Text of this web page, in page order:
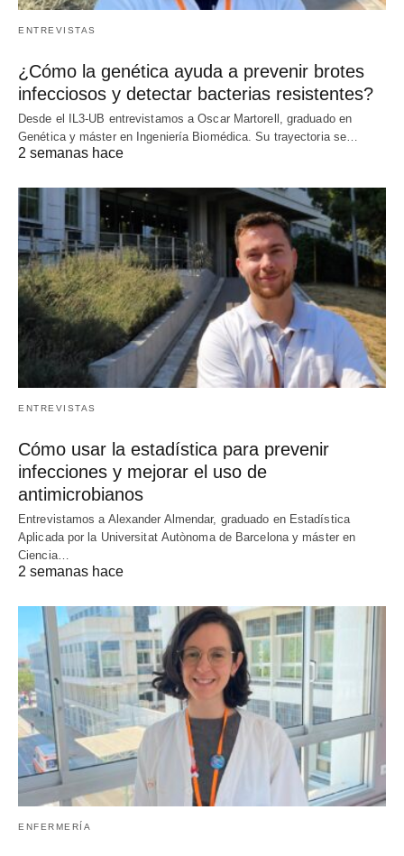
ENTREVISTAS
¿Cómo la genética ayuda a prevenir brotes
infecciosos y detectar bacterias resistentes?
Desde el IL3-UB entrevistamos a Oscar Martorell, graduado en
Genética y máster en Ingeniería Biomédica. Su trayectoria se…
2 semanas hace
ENTREVISTAS
Cómo usar la estadística para prevenir
infecciones y mejorar el uso de
antimicrobianos
Entrevistamos a Alexander Almendar, graduado en Estadística
Aplicada por la Universitat Autònoma de Barcelona y máster en
Ciencia…
2 semanas hace
ENFERMERÍA